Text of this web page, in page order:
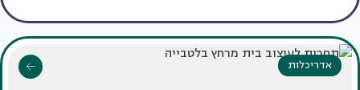
אדריכלות